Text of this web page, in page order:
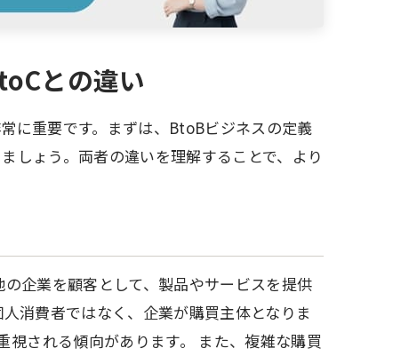
との違い
に重要です。まずは、BtoBビジネスの定義
しょう。両者の違いを理解することで、より
企業を顧客として、製品やサービスを提供
消費者ではなく、企業が購買主体となりま
される傾向があります。 また、複雑な購買